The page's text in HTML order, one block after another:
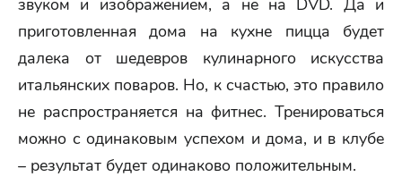
звуком и изображением, а не на DVD. Да и
приготовленная дома на кухне пицца будет
далека от шедевров кулинарного искусства
итальянских поваров. Но, к счастью, это правило
не распространяется на фитнес. Тренироваться
можно с одинаковым успехом и дома, и в клубе
– результат будет одинаково положительным.